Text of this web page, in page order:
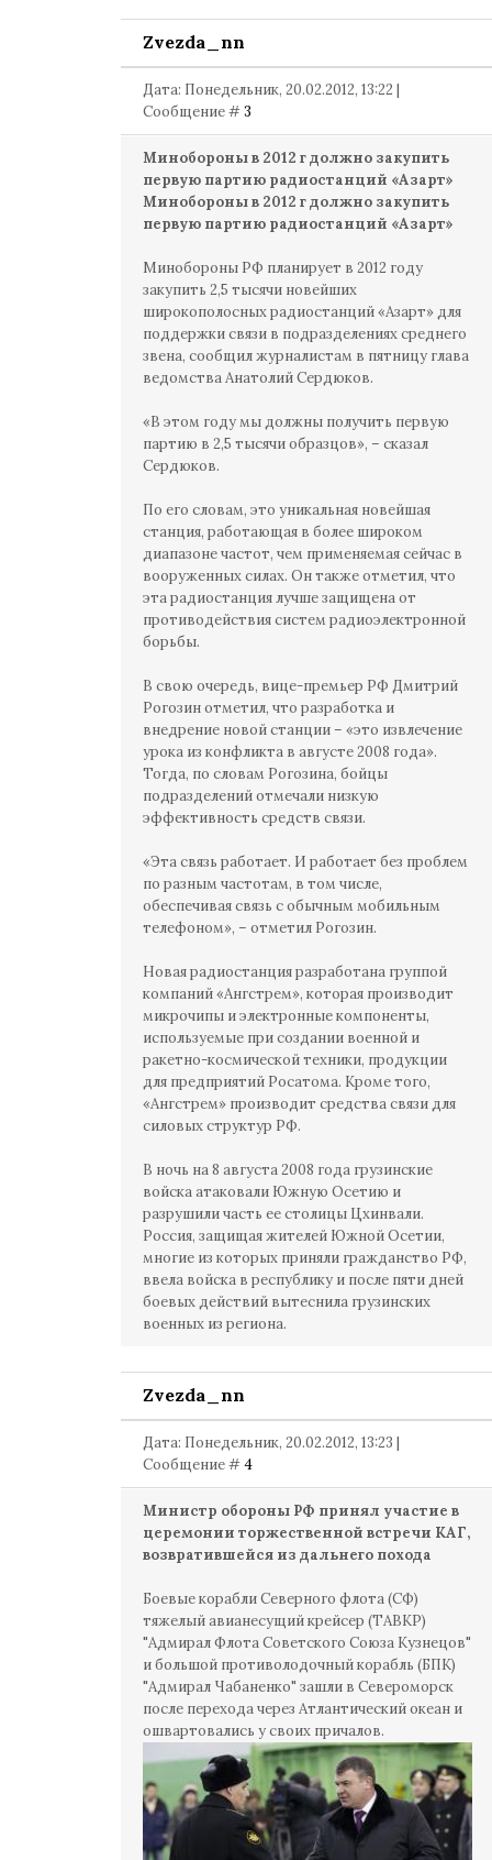
Zvezda_nn
Дата: Понедельник, 20.02.2012, 13:22 |
Сообщение #3
Минобороны в 2012 г должно закупить
первую партию радиостанций «Азарт»
Минобороны в 2012 г должно закупить
первую партию радиостанций «Азарт»
Минобороны РФ планирует в 2012 году
закупить 2,5 тысячи новейших
широкополосных радиостанций «Азарт» для
поддержки связи в подразделениях среднего
звена, сообщил журналистам в пятницу глава
ведомства Анатолий Сердюков.
«В этом году мы должны получить первую
партию в 2,5 тысячи образцов», – сказал
Сердюков.
По его словам, это уникальная новейшая
станция, работающая в более широком
диапазоне частот, чем применяемая сейчас в
вооруженных силах. Он также отметил, что
эта радиостанция лучше защищена от
противодействия систем радиоэлектронной
борьбы.
В свою очередь, вице-премьер РФ Дмитрий
Рогозин отметил, что разработка и
внедрение новой станции – «это извлечение
урока из конфликта в августе 2008 года».
Тогда, по словам Рогозина, бойцы
подразделений отмечали низкую
эффективность средств связи.
«Эта связь работает. И работает без проблем
по разным частотам, в том числе,
обеспечивая связь с обычным мобильным
телефоном», – отметил Рогозин.
Новая радиостанция разработана группой
компаний «Ангстрем», которая производит
микрочипы и электронные компоненты,
используемые при создании военной и
ракетно-космической техники, продукции
для предприятий Росатома. Кроме того,
«Ангстрем» производит средства связи для
силовых структур РФ.
В ночь на 8 августа 2008 года грузинские
войска атаковали Южную Осетию и
разрушили часть ее столицы Цхинвали.
Россия, защищая жителей Южной Осетии,
многие из которых приняли гражданство РФ,
ввела войска в республику и после пяти дней
боевых действий вытеснила грузинских
военных из региона.
Zvezda_nn
Дата: Понедельник, 20.02.2012, 13:23 |
Сообщение #4
Министр обороны РФ принял участие в
церемонии торжественной встречи КАГ,
возвратившейся из дальнего похода
Боевые корабли Северного флота (СФ)
тяжелый авианесущий крейсер (ТАВКР)
"Адмирал Флота Советского Союза Кузнецов"
и большой противолодочный корабль (БПК)
"Адмирал Чабаненко" зашли в Североморск
после перехода через Атлантический океан и
ошвартовались у своих причалов.